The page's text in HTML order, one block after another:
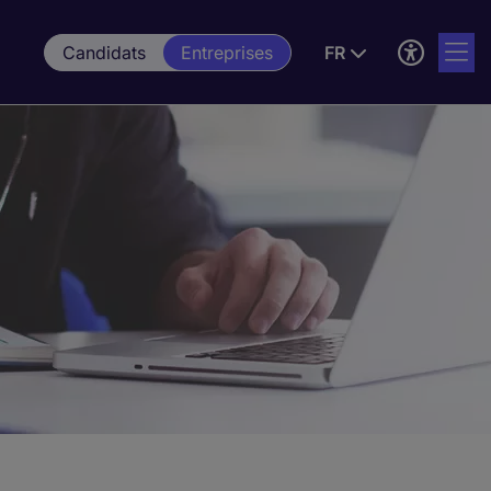
Candidats Entreprises FR